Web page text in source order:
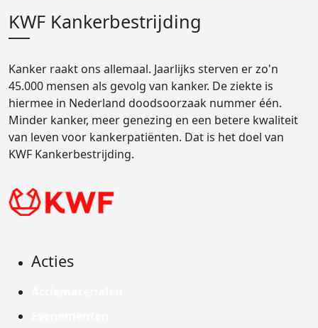
KWF Kankerbestrijding
Kanker raakt ons allemaal. Jaarlijks sterven er zo'n
45.000 mensen als gevolg van kanker. De ziekte is
hiermee in Nederland doodsoorzaak nummer één.
Minder kanker, meer genezing en een betere kwaliteit
van leven voor kankerpatiënten. Dat is het doel van
KWF Kankerbestrijding.
Acties